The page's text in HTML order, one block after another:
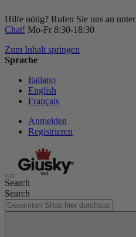
Hilfe nötig? Rufen Sie uns an unter
Chat! Mo-Fr 8:30-18:30
Zum Inhalt springen
Sprache
Italiano
English
Français
Anmelden
Registrieren
Search
Search